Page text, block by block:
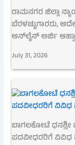
ರಾಮನಗರ ಜಿಲ್ಲಾ
ಬೆರಳಚ್ಚುಗಾರರು,
ಆನ್‌ಲೈನ್ ಅರ್ಜಿ
July 31, 2026
ಬಾಗಲಕೋಟೆ ಧನಶ್ರೀ
ಪದವೀಧರರಿಗೆ ವಿವಿಧ